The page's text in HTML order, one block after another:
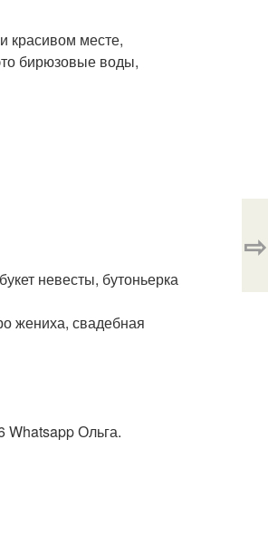
красивом месте,
бирюзовые воды,
невесты, бутоньерка
жениха, свадебная
Whatsapp Ольга.
⇨